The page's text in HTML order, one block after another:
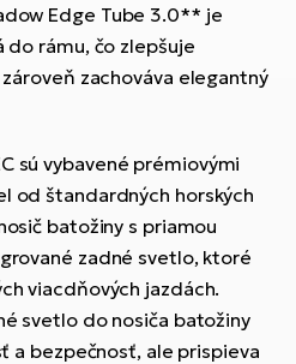
Edge Tube 3.0** je
rámu, čo zlepšuje
zachováva elegantný
sú vybavené prémiovými
od štandardných horských
batožiny s priamou
zadné svetlo, ktoré
viacdňových jazdách.
svetlo do nosiča batožiny
a bezpečnosť, ale prispieva